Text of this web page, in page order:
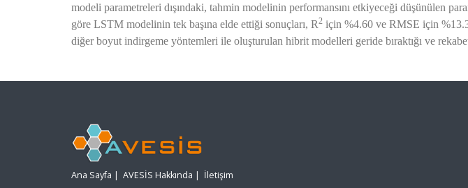
modeli parametreleri dışındaki, tahmin modelinin performansını etkiyeceği düşünülen
göre LSTM modelinin tek başına elde ettiği sonuçları, R2 için %4.60 ve RMSE için
diğer boyut indirgeme yöntemleri ile oluşturulan hibrit modelleri geride bıraktığı ve
Ana Sayfa | AVESİS Hakkında | İletişim